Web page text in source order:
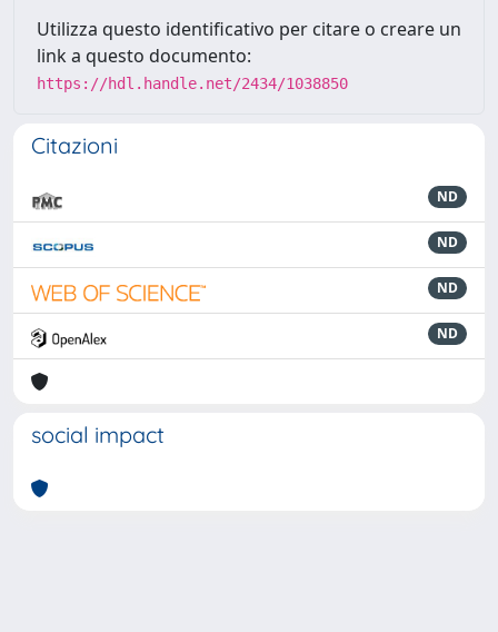
Utilizza questo identificativo per citare o creare un
link a questo documento:
https://hdl.handle.net/2434/1038850
Citazioni
ND
ND
ND
ND
social impact